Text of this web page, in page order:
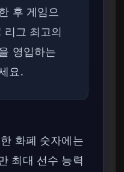
후 게임으
리그 최고의
영입하는
요.
화폐 숫자에는
최대 선수 능력